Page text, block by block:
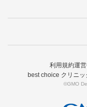
利用規約運
best choice クリニッ
©GMO